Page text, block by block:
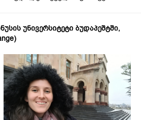
უნივერსიტეტი ბუდაპეშტში,